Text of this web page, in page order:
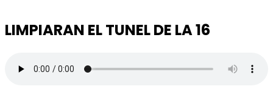
LIMPIARAN EL TUNEL DE LA 16